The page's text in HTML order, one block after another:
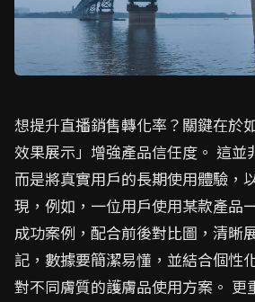
想提升直播銷售轉化率？關鍵在於
效果展示」增強產品信任度。 這並
而是將真實用戶的長期使用體驗，
現，例如，一位用戶使用某款產品
成功案例，配合前後對比圖，清晰
記，數據要簡潔易懂，並結合個性
對不同膚質的護膚品使用方案。 更